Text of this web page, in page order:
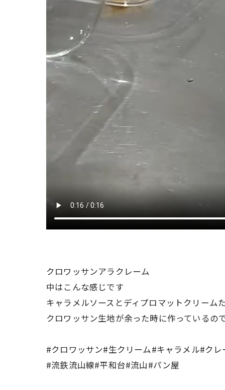
クロワッサンアラクレーム
中はこんな感じです
キャラメルソースとディプロマットクリーム
クロワッサン生地が余った時に作っている
#クロワッサン#生クリーム#キャラメル#クレ
#流鉄流山線#平和台#流山#パン屋